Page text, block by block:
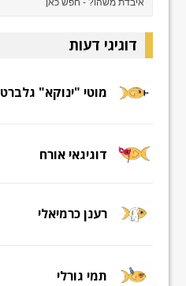
דוגיגי דעות
מוטי "ינוקא" גלברט
דוגיגאי אורח
רענן כרמיאלי
תמי גורלי